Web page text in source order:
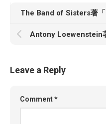
Leave a Reply
Comment*